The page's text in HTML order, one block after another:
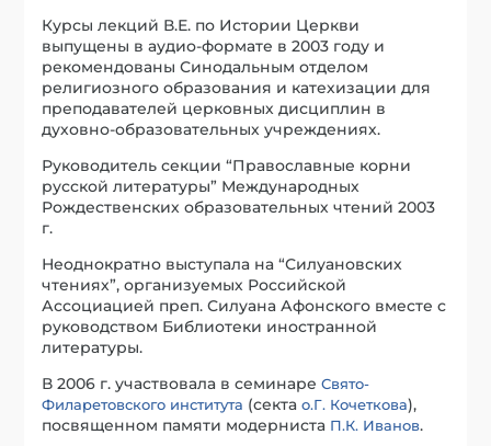
Курсы лекций В.Е. по Истории Церкви
выпущены в аудио-формате в 2003 году и
рекомендованы Синодальным отделом
религиозного образования и катехизации для
преподавателей церковных дисциплин в
духовно-образовательных учреждениях.
Руководитель секции “Православные корни
русской литературы” Международных
Рождественских образовательных чтений 2003
г.
Неоднократно выступала на “Силуановских
чтениях”, организуемых Российской
Ассоциацией преп. Силуана Афонского вместе с
руководством Библиотеки иностранной
литературы.
В 2006 г. участвовала в семинареСвято-
Филаретовского института (сектао.Г. Кочеткова),
посвященном памяти модерниста П.К. Иванов.